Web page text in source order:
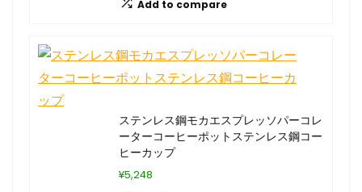
Add to compare
ステンレス鋼モカエスプレッソパーコレ
ーターコーヒーポットステンレス鋼コー
ヒーカップ
¥5,248